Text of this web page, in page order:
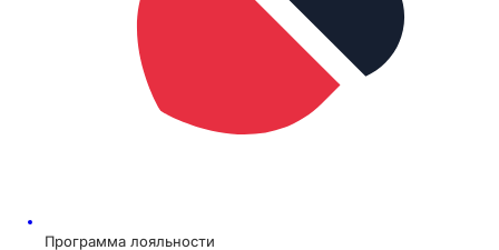
Программа лояльности